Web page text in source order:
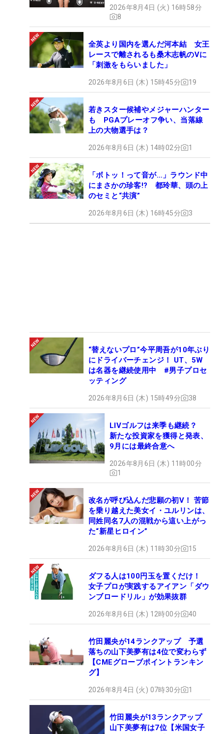
2026年8月4日 (火) 16時58分
8
全英より国内を選んだ河本結 女王
レースで離されるも桑木志帆のVに
「刺激をもらいました」
2026年8月6日 (木) 15時45分 19
若きスター候補やメジャーハンター
も PGAプレーオフ争い、当落線
上の大物選手は？
2026年8月6日 (木) 14時02分 1
「ボトッ！って音が…」ラウンド中
にまさかの珍客!? 都玲華、頭の上
のセミと“共演”
2026年8月6日 (木) 16時45分 3
“替えないプロ”今平周吾が10年ぶり
にドライバーチェンジ！ UT、5W
は名器を継続使用中 #男子プロセ
ッティング
2026年8月6日 (木) 15時49分 38
LIVゴルフは来季も継続？
新たな投資家を獲得と発表、
9月には最終合意へ
2026年8月6日 (木) 11時00分
1
改名が呼び込んだ悲願の初V！ 苦節
を乗り越えた美女イ・ユルリンは、
同姓同名7人の混戦から這い上がっ
た“新星ヒロイン”
2026年8月6日 (木) 11時30分 15
ダフる人は100円玉を置くだけ！
女子プロが実践するアイアン「ダウ
ンブロードリル」が効果抜群
2026年8月6日 (木) 12時00分 40
竹田麗央が14ランクアップ 予選
落ちの山下美夢有は4位で変わらず
【CMEグローブポイントランキン
グ】
2026年8月4日 (火) 07時30分 1
竹田麗央が13ランクアップ
山下美夢有は7位【米国女子